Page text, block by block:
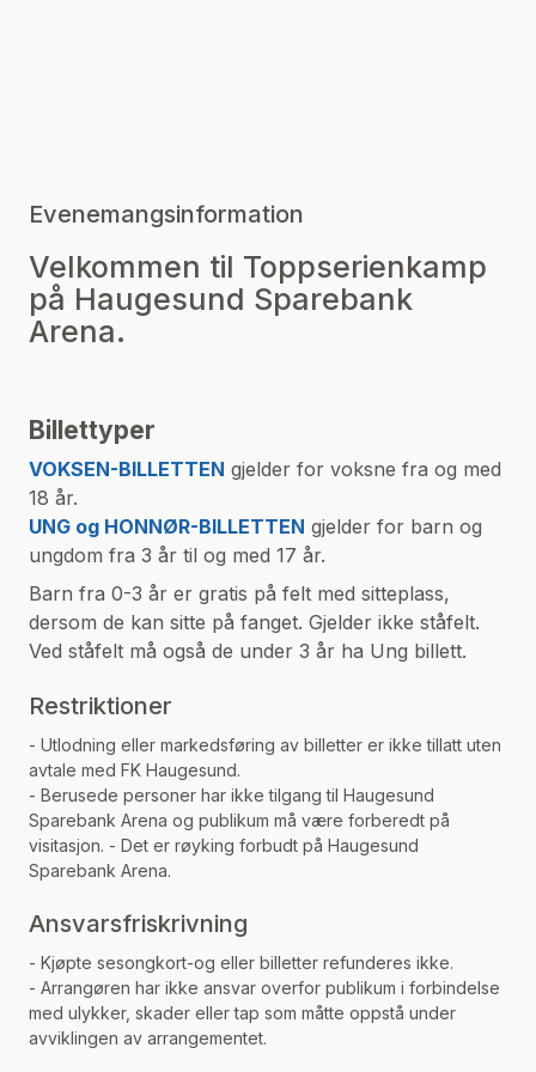
Evenemangsinformation
Velkommen til Toppserienkamp
på Haugesund Sparebank
Arena.
Billettyper
VOKSEN-BILLETTEN gjelder for voksne fra og med
18 år.
UNG og HONNØR-BILLETTEN gjelder for barn og
ungdom fra 3 år til og med 17 år.
Barn fra 0-3 år er gratis på felt med sitteplass,
dersom de kan sitte på fanget. Gjelder ikke ståfelt.
Ved ståfelt må også de under 3 år ha Ung billett.
Restriktioner
- Utlodning eller markedsføring av billetter er ikke tillatt uten
avtale med FK Haugesund.
- Berusede personer har ikke tilgang til Haugesund
Sparebank Arena og publikum må være forberedt på
visitasjon. - Det er røyking forbudt på Haugesund
Sparebank Arena.
Ansvarsfriskrivning
- Kjøpte sesongkort-og eller billetter refunderes ikke.
- Arrangøren har ikke ansvar overfor publikum i forbindelse
med ulykker, skader eller tap som måtte oppstå under
avviklingen av arrangementet.